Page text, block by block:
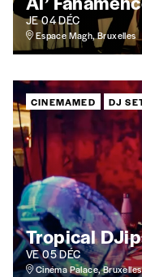
JE 04 DÉC
Espace Magh, Bruxelles
CINEMAMED DJ
Tropical
VE 05 DÉC
Cinéma Palace, Bruxelles